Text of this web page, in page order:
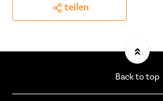
teilen
Back to top